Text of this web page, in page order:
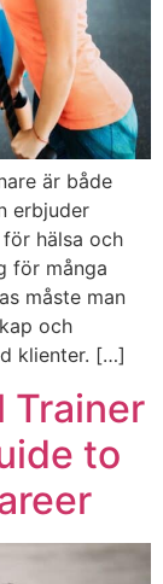
är både
erbjuder
hälsa och
för många
måste man
och
klienter. […]
Trainer
to